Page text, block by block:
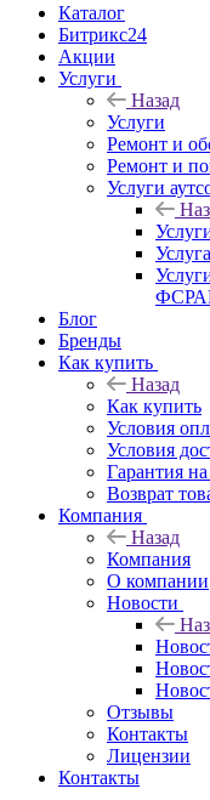
Каталог
Битрикс24
Акции
Услуги
Назад
Услуги
Ремонт и
Ремонт и
Услуги
Блог
Бренды
Как купить
Назад
Как купить
Условия
Условия
Гарантия
Возврат
Компания
Назад
Компания
О компании
Новости
Отзывы
Контакты
Лицензии
Контакты